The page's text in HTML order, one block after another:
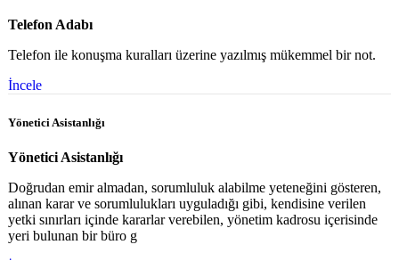
Telefon Adabı
Telefon ile konuşma kuralları üzerine yazılmış mükemmel bir not.
İncele
Yönetici Asistanlığı
Yönetici Asistanlığı
Doğrudan emir almadan, sorumluluk alabilme yeteneğini gösteren,
alınan karar ve sorumlulukları uyguladığı gibi, kendisine verilen
yetki sınırları içinde kararlar verebilen, yönetim kadrosu içerisinde
yeri bulunan bir büro g